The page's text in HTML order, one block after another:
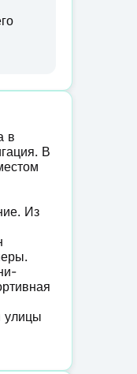
в
В
Из
улицы